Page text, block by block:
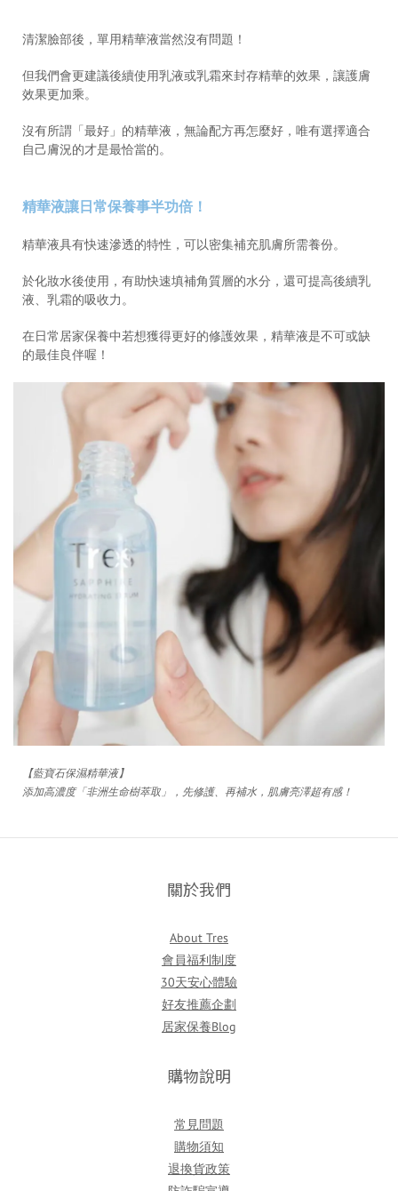
清潔臉部後，單用精華液當然沒有問題！
但我們會更建議後續使用乳液或乳霜來封存精華的效果，讓護膚
效果更加乘。
沒有所謂「最好」的精華液，無論配方再怎麼好，唯有選擇適合
自己膚況的才是最恰當的。
精華液讓日常保養事半功倍！
精華液具有快速滲透的特性，可以密集補充肌膚所需養份。
於化妝水後使用，有助快速填補角質層的水分，還可提高後續乳
液、乳霜的吸收力。
在日常居家保養中若想獲得更好的修護效果，精華液是不可或缺
的最佳良伴喔！
【藍寶石保濕精華液】
添加高濃度「非洲生命樹萃取」，先修護、再補水，肌膚亮澤超有感！
關於我們
About Tres
會員福利制度
30天安心體驗
好友推薦企劃
居家保養Blog
購物說明
常見問題
購物須知
退換貨政策